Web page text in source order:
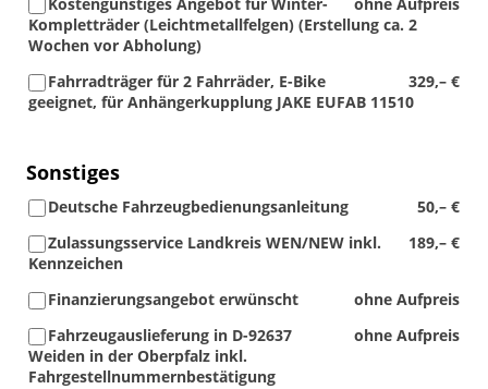
Kompletträder (Leichtmetallfelgen) (Erstellung ca. 2
Wochen vor Abholung)
329,– €
Fahrradträger für 2 Fahrräder, E-Bike
geeignet, für Anhängerkupplung JAKE EUFAB 11510
Sonstiges
50,– €
Deutsche Fahrzeugbedienungsanleitung
189,– €
Zulassungsservice Landkreis WEN/NEW inkl.
Kennzeichen
ohne Aufpreis
Finanzierungsangebot erwünscht
ohne Aufpreis
Fahrzeugauslieferung in D-92637
Weiden in der Oberpfalz inkl.
Fahrgestellnummernbestätigung